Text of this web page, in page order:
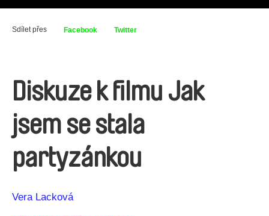
Sdílet přes Facebook Twitter
Diskuze k filmu Jak
jsem se stala
partyzánkou
Režie
Vera Lacková